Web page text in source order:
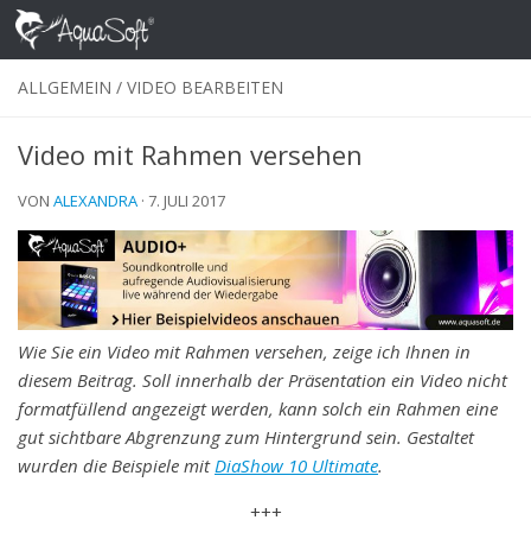
Skip to content
ALLGEMEIN / VIDEO BEARBEITEN
Video mit Rahmen versehen
VON ALEXANDRA · 7. JULI 2017
Wie Sie ein Video mit Rahmen versehen, zeige ich Ihnen in
diesem Beitrag. Soll innerhalb der Präsentation ein Video nicht
formatfüllend angezeigt werden, kann solch ein Rahmen eine
gut sichtbare Abgrenzung zum Hintergrund sein. Gestaltet
wurden die Beispiele mit DiaShow 10 Ultimate.
+++